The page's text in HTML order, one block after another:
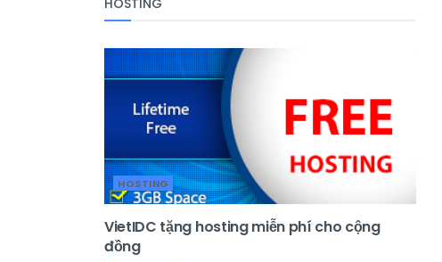
HOSTING
VietIDC tặng hosting miễn phí cho cộng
đồng